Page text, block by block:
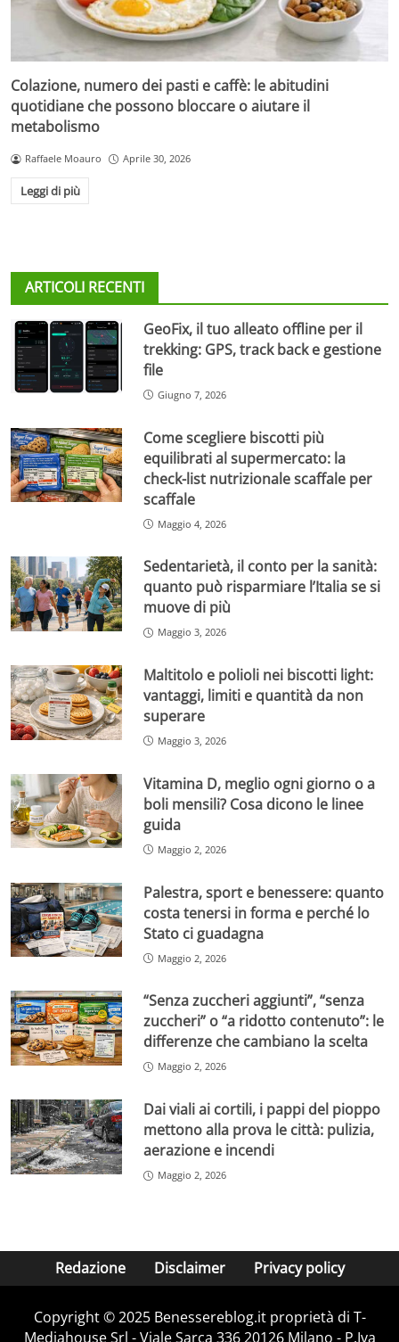
Colazione, numero dei pasti e caffè: le abitudini
quotidiane che possono bloccare o aiutare il
metabolismo
Raffaele Moauro Aprile 30, 2026
Leggi di più
ARTICOLI RECENTI
GeoFix, il tuo alleato offline per il
trekking: GPS, track back e gestione
file
Giugno 7, 2026
Come scegliere biscotti più
equilibrati al supermercato: la
check-list nutrizionale scaffale per
scaffale
Maggio 4, 2026
Sedentarietà, il conto per la sanità:
quanto può risparmiare l’Italia se si
muove di più
Maggio 3, 2026
Maltitolo e polioli nei biscotti light:
vantaggi, limiti e quantità da non
superare
Maggio 3, 2026
Vitamina D, meglio ogni giorno o a
boli mensili? Cosa dicono le linee
guida
Maggio 2, 2026
Palestra, sport e benessere: quanto
costa tenersi in forma e perché lo
Stato ci guadagna
Maggio 2, 2026
“Senza zuccheri aggiunti”, “senza
zuccheri” o “a ridotto contenuto”: le
differenze che cambiano la scelta
Maggio 2, 2026
Dai viali ai cortili, i pappi del pioppo
mettono alla prova le città: pulizia,
aerazione e incendi
Maggio 2, 2026
Redazione Disclaimer Privacy policy
Copyright © 2025 Benessereblog.it proprietà di T-
Mediahouse Srl - Viale Sarca 336 20126 Milano - P.Iva